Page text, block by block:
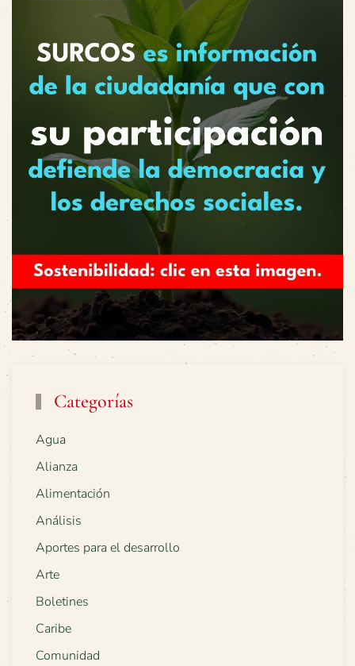
Categorías
Agua
Alianza
Alimentación
Análisis
Aportes para el desarrollo
Arte
Boletines
Caribe
Comunidad